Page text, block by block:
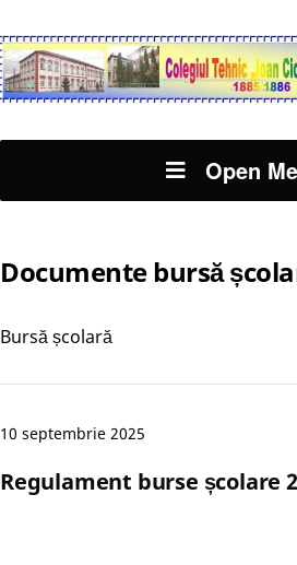
Open
Documente bursă
Bursă școlară
10 septembrie 2025
Regulament burse școlare